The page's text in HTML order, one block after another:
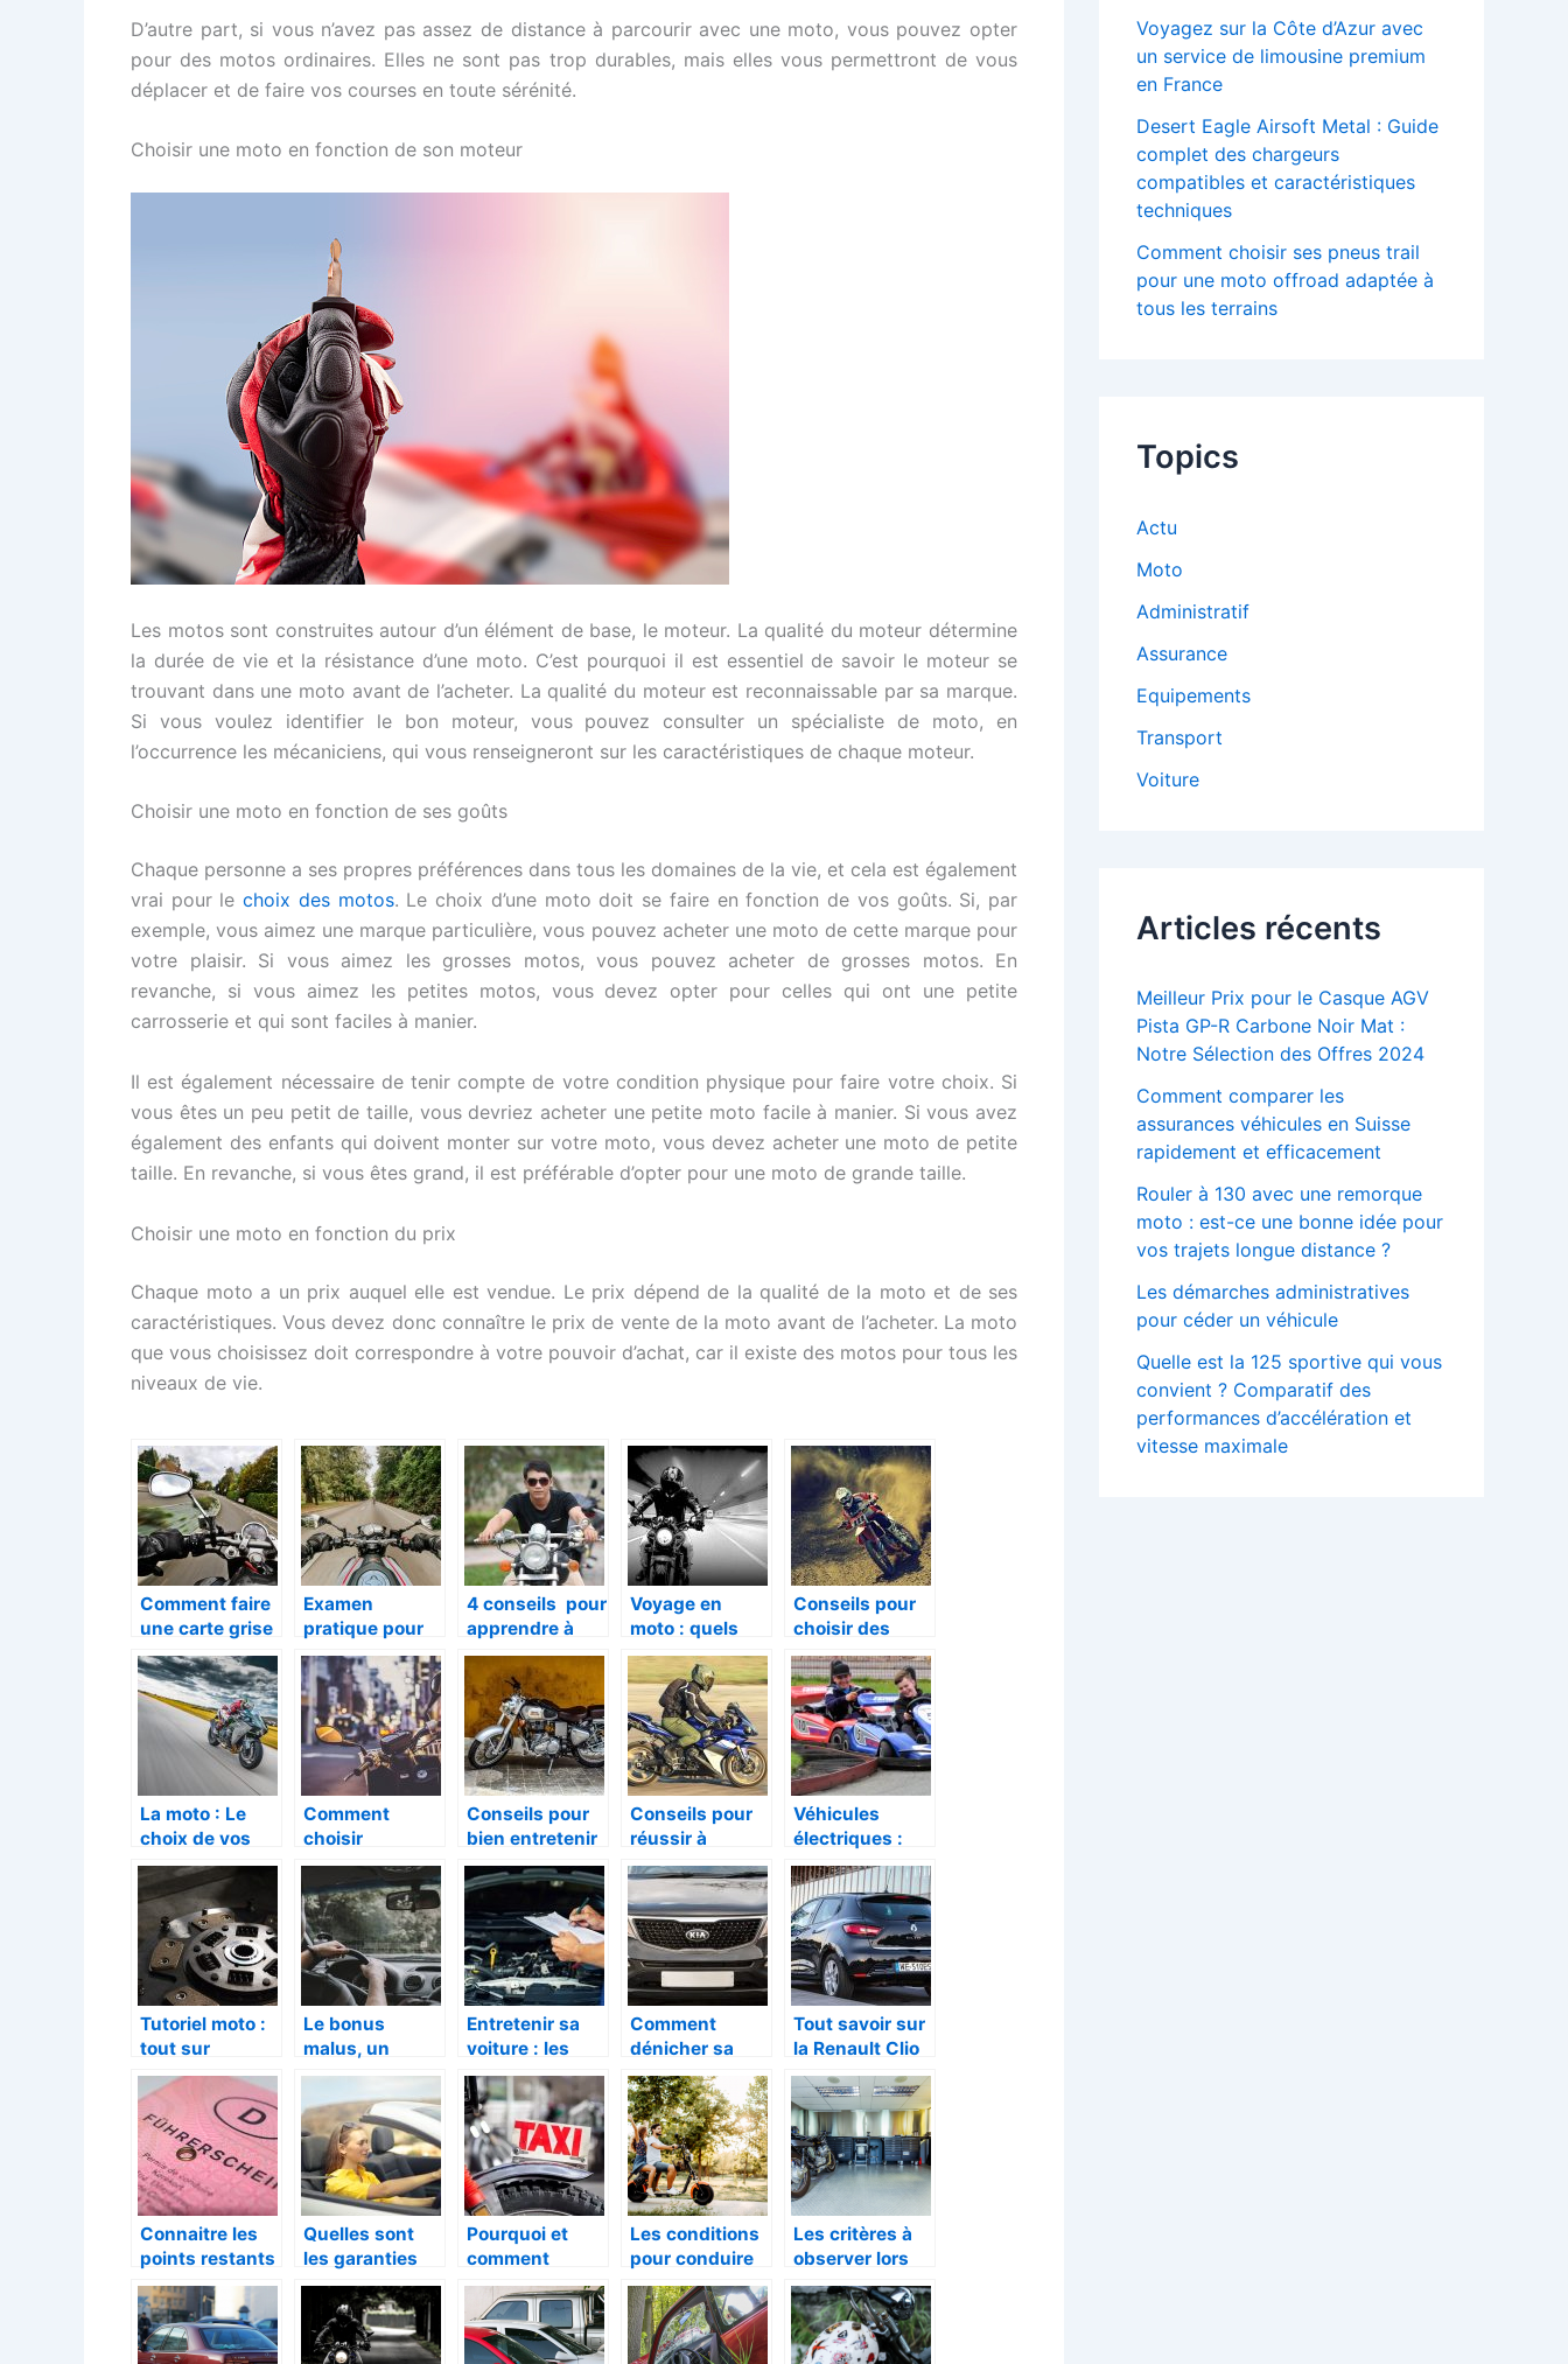
D’autre part, si vous n’avez pas assez de distance à parcourir avec une moto, vous pouvez opter
pour des motos ordinaires. Elles ne sont pas trop durables, mais elles vous permettront de vous
déplacer et de faire vos courses en toute sérénité.
Choisir une moto en fonction de son moteur
Les motos sont construites autour d’un élément de base, le moteur. La qualité du moteur détermine
la durée de vie et la résistance d’une moto. C’est pourquoi il est essentiel de savoir le moteur se
trouvant dans une moto avant de l’acheter. La qualité du moteur est reconnaissable par sa marque.
Si vous voulez identifier le bon moteur, vous pouvez consulter un spécialiste de moto, en
l’occurrence les mécaniciens, qui vous renseigneront sur les caractéristiques de chaque moteur.
Choisir une moto en fonction de ses goûts
Chaque personne a ses propres préférences dans tous les domaines de la vie, et cela est également
vrai pour lechoix des motos. Le choix d’une moto doit se faire en fonction de vos goûts. Si, par
exemple, vous aimez une marque particulière, vous pouvez acheter une moto de cette marque pour
votre plaisir. Si vous aimez les grosses motos, vous pouvez acheter de grosses motos. En
revanche, si vous aimez les petites motos, vous devez opter pour celles qui ont une petite
carrosserie et qui sont faciles à manier.
Il est également nécessaire de tenir compte de votre condition physique pour faire votre choix. Si
vous êtes un peu petit de taille, vous devriez acheter une petite moto facile à manier. Si vous avez
également des enfants qui doivent monter sur votre moto, vous devez acheter une moto de petite
taille. En revanche, si vous êtes grand, il est préférable d’opter pour une moto de grande taille.
Choisir une moto en fonction du prix
Chaque moto a un prix auquel elle est vendue. Le prix dépend de la qualité de la moto et de ses
caractéristiques. Vous devez donc connaître le prix de vente de la moto avant de l’acheter. La moto
que vous choisissez doit correspondre à votre pouvoir d’achat, car il existe des motos pour tous les
niveaux de vie.
Comment faire
une carte grise
pour une
moto ?
Examen
pratique pour
l’obtention d’un
permis moto :
comment le
réussir ?
4 conseils pour
apprendre à
conduire une
moto
Voyage en
moto : quels
arguments
positifs mettre
en avant ?
Conseils pour
choisir des
pneus moto
La moto : Le
choix de vos
pneus, que
faire ?
Comment
choisir
convenableme
nt sa moto ?
Conseils pour
bien entretenir
sa moto
Conseils pour
réussir à
trouver une
meilleure veste
de moto
Véhicules
électriques :
découvrez le
kart version
“green”
Tutoriel moto :
tout sur
l’embrayage
Le bonus
malus, un
systeme
destine a
conscientiser
votre conduite
Entretenir sa
voiture : les
bons gestes à
avoir
Comment
dénicher sa
voiture
d’occasion sur
internet sans
se tromper ?
Tout savoir sur
la Renault Clio
4
Connaitre les
points restants
sur votre
permis de
conduire
Quelles sont
les garanties
disponibles en
assurance auto
?
Pourquoi et
comment
choisir un taxi-
moto ?
Les conditions
pour conduire
une moto ou un
scooter
électrique
Les critères à
observer lors
de l’achat d’une
moto
d’occasion
Voyagez sur la Côte d’Azur avec
un service de limousine premium
en France
Desert Eagle Airsoft Metal : Guide
complet des chargeurs
compatibles et caractéristiques
techniques
Comment choisir ses pneus trail
pour une moto offroad adaptée à
tous les terrains
Topics
Actu
Moto
Administratif
Assurance
Equipements
Transport
Voiture
Articles récents
Meilleur Prix pour le Casque AGV
Pista GP-R Carbone Noir Mat :
Notre Sélection des Offres 2024
Comment comparer les
assurances véhicules en Suisse
rapidement et efficacement
Rouler à 130 avec une remorque
moto : est-ce une bonne idée pour
vos trajets longue distance ?
Les démarches administratives
pour céder un véhicule
Quelle est la 125 sportive qui vous
convient ? Comparatif des
performances d’accélération et
vitesse maximale